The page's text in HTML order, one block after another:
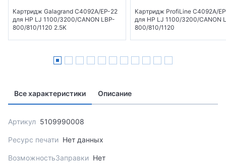
Картридж Galagrand C4092A/EP-22
для HP LJ 1100/3200/CANON LBP-
800/810/1120 2.5K
Картридж ProfiLine C4092A/
для HP LJ 1100/3200/CANON
800/810/1120
Все характеристики Описание
Артикул 5109990008
Ресурс печати Нет данных
ВозможностьЗаправки Нет